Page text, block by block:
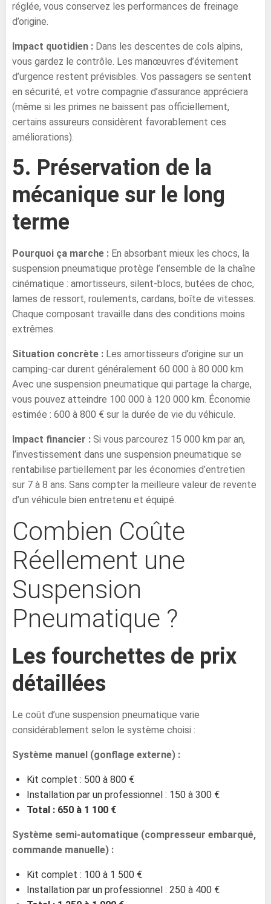
réglée, vous conservez les performances de freinage
d’origine.
Impact quotidien : Dans les descentes de cols alpins,
vous gardez le contrôle. Les manœuvres d’évitement
d’urgence restent prévisibles. Vos passagers se sentent
en sécurité, et votre compagnie d’assurance appréciera
(même si les primes ne baissent pas officiellement,
certains assureurs considèrent favorablement ces
améliorations).
5. Préservation de la
mécanique sur le long
terme
Pourquoi ça marche : En absorbant mieux les chocs, la
suspension pneumatique protège l’ensemble de la chaîne
cinématique : amortisseurs, silent-blocs, butées de choc,
lames de ressort, roulements, cardans, boîte de vitesses.
Chaque composant travaille dans des conditions moins
extrêmes.
Situation concrète : Les amortisseurs d’origine sur un
camping-car durent généralement 60 000 à 80 000 km.
Avec une suspension pneumatique qui partage la charge,
vous pouvez atteindre 100 000 à 120 000 km. Économie
estimée : 600 à 800 € sur la durée de vie du véhicule.
Impact financier : Si vous parcourez 15 000 km par an,
l’investissement dans une suspension pneumatique se
rentabilise partiellement par les économies d’entretien
sur 7 à 8 ans. Sans compter la meilleure valeur de revente
d’un véhicule bien entretenu et équipé.
Combien Coûte
Réellement une
Suspension
Pneumatique ?
Les fourchettes de prix
détaillées
Le coût d’une suspension pneumatique varie
considérablement selon le système choisi :
Système manuel (gonflage externe) :
Kit complet : 500 à 800 €
Installation par un professionnel : 150 à 300 €
Total : 650 à 1 100 €
Système semi-automatique (compresseur embarqué,
commande manuelle) :
Kit complet : 100 à 1 500 €
Installation par un professionnel : 250 à 400 €